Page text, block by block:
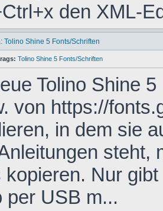
den XML-
Tolino Shine 5 Fonts/Schriften
Tolino Shine 5 Fonts/Schriften
Tolino Shine
von https://
in dem sie
steht,
kopieren. Nur
per USB m...